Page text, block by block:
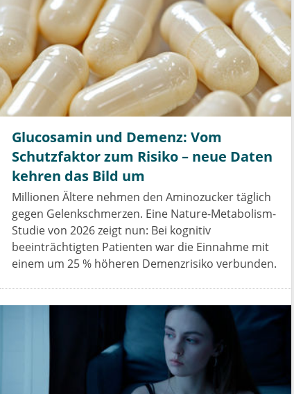
Glucosamin und Demenz: Vom
Schutzfaktor zum Risiko – neue Daten
kehren das Bild um
Millionen Ältere nehmen den Aminozucker täglich
gegen Gelenkschmerzen. Eine Nature-Metabolism-
Studie von 2026 zeigt nun: Bei kognitiv
beeinträchtigten Patienten war die Einnahme mit
einem um 25 % höheren Demenzrisiko verbunden.